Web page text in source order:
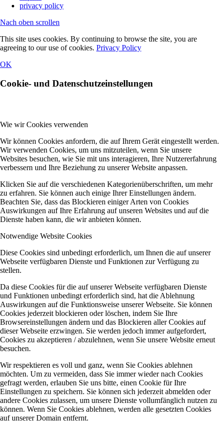
privacy policy
Nach oben scrollen
This site uses cookies. By continuing to browse the site, you are
agreeing to our use of cookies. Privacy Policy
OK
Cookie- und Datenschutzeinstellungen
Wie wir Cookies verwenden
Wir können Cookies anfordern, die auf Ihrem Gerät eingestellt werden.
Wir verwenden Cookies, um uns mitzuteilen, wenn Sie unsere
Websites besuchen, wie Sie mit uns interagieren, Ihre Nutzererfahrung
verbessern und Ihre Beziehung zu unserer Website anpassen.
Klicken Sie auf die verschiedenen Kategorienüberschriften, um mehr
zu erfahren. Sie können auch einige Ihrer Einstellungen ändern.
Beachten Sie, dass das Blockieren einiger Arten von Cookies
Auswirkungen auf Ihre Erfahrung auf unseren Websites und auf die
Dienste haben kann, die wir anbieten können.
Notwendige Website Cookies
Diese Cookies sind unbedingt erforderlich, um Ihnen die auf unserer
Webseite verfügbaren Dienste und Funktionen zur Verfügung zu
stellen.
Da diese Cookies für die auf unserer Webseite verfügbaren Dienste
und Funktionen unbedingt erforderlich sind, hat die Ablehnung
Auswirkungen auf die Funktionsweise unserer Webseite. Sie können
Cookies jederzeit blockieren oder löschen, indem Sie Ihre
Browsereinstellungen ändern und das Blockieren aller Cookies auf
dieser Webseite erzwingen. Sie werden jedoch immer aufgefordert,
Cookies zu akzeptieren / abzulehnen, wenn Sie unsere Website erneut
besuchen.
Wir respektieren es voll und ganz, wenn Sie Cookies ablehnen
möchten. Um zu vermeiden, dass Sie immer wieder nach Cookies
gefragt werden, erlauben Sie uns bitte, einen Cookie für Ihre
Einstellungen zu speichern. Sie können sich jederzeit abmelden oder
andere Cookies zulassen, um unsere Dienste vollumfänglich nutzen zu
können. Wenn Sie Cookies ablehnen, werden alle gesetzten Cookies
auf unserer Domain entfernt.